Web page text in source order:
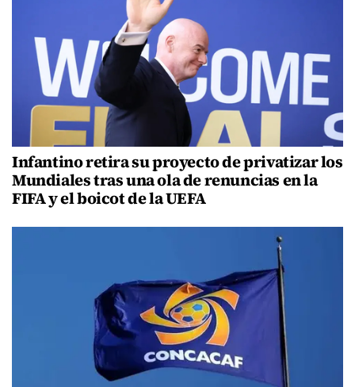
Infantino retira su proyecto de privatizar los
Mundiales tras una ola de renuncias en la
FIFA y el boicot de la UEFA